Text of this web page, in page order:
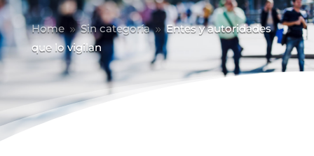
Home 9 Sin categoría 9 Entes y autoridades
que lo vigilan